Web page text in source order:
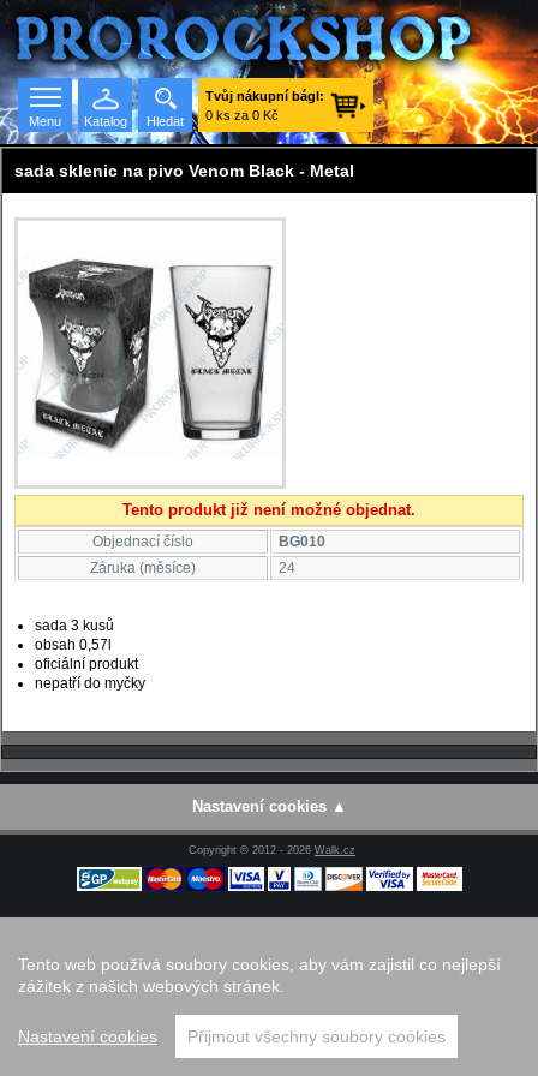
Hledat
Menu
Tvůj nákupní bágl:
0 ks za 0 Kč
sada sklenic na pivo Venom Black - Metal
Tento produkt již není možné objednat.
Objednací číslo
BG010
Záruka (měsíce)
24
sada 3 kusů
obsah 0,57l
oficiální produkt
nepatří do myčky
Katalog
Nastavení cookies
Copyright © 2012 - 2026 Walk.cz
Tento web používá soubory cookies, aby vám zajistil co nejlepší
zážitek z našich webových stránek.
Nastavení cookies Přijmout všechny soubory cookies